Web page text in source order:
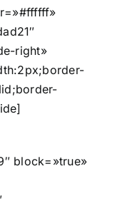
right»
block=»true»